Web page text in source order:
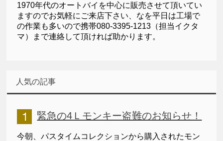
1970年代のオートバイを中心に販売させて頂いてい
ますのでお気軽にご来店下さい、なを平日は工場で
の作業も多いので携帯080-3395-1213（担当イクタ
マ）まで連絡して頂ければ助かります。
人気の記事
緊急の4Ｌモンキー盗難のお知らせ！
今朝、パスタイムコレクションから購入されたモン